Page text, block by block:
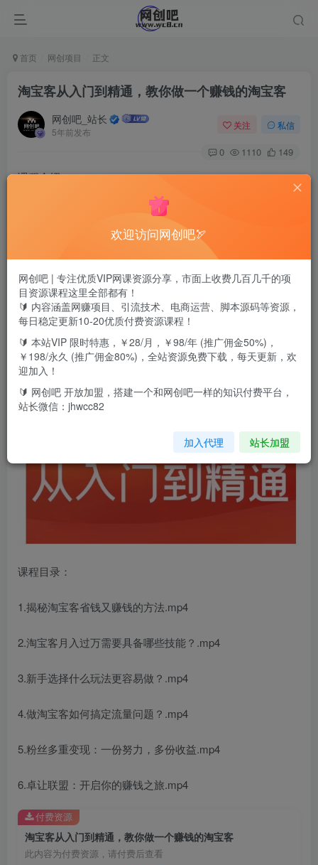
首页 网创项目 正文
淘宝客从入门到精通，教你做一个赚钱的淘宝客
网创吧_站长
5年前发布
关注 私信
0 1110 149
课程介绍：
淘宝客课程已经开设四年多了。一路走来，淘宝客的操作方
法在不断升级，课程的学习方法也在不断升级。强调实战，
重视执行，关注细节，只要去认真操作就能得到结果，通过
对这些资源的整合和利用，可以最大化的帮助会员获取收
益，而且这块也将是联盟发展的重点。增加见识，增进了
解，减少信息差，为资源和项目合作打下基础。
课程目录：
1.揭秘淘宝客省钱又赚钱的方法.mp4
2.淘宝客月入过万需要具备哪些技能？.mp4
3.新手选择什么玩法更容易做？.mp4
4.做淘宝客如何搞定流量问题？.mp4
5.粉丝多重变现：一份努力，多份收益.mp4
6.卓让联盟：开启你的赚钱之旅.mp4
淘宝客从入门到精通，教你做一个赚钱的淘宝客
此内容为付费资源，请付费后查看
付费资源
欢迎访问网创吧🏹
网创吧 | 专注优质VIP网课资源分享，市面上收费几百几千的项
目资源课程这里全部都有！
🔰 内容涵盖网赚项目、引流技术、电商运营、脚本源码等资源，
每日稳定更新10-20优质付费资源课程！
🔰 本站VIP 限时特惠，￥28/月，￥98/年 (推广佣金50%)，
￥198/永久 (推广佣金80%)，全站资源免费下载，每天更新，欢
迎加入！
🔰 网创吧 开放加盟，搭建一个和网创吧一样的知识付费平台，
站长微信：jhwcc82
加入代理 站长加盟